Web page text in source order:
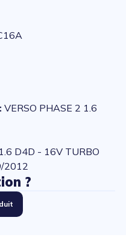
VERSO PHASE 2 1.6
D4D - 16V TURBO
2012
?